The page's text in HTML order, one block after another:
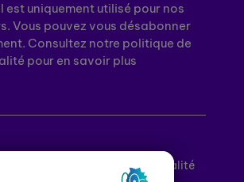
est uniquement utilisé pour nos
Vous pouvez vous désabonner
Consultez notre politique de
pour en savoir plus
Politique de confidentialité